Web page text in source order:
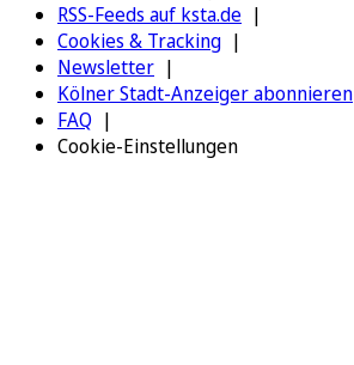
RSS-Feeds auf ksta.de
Cookies & Tracking
Newsletter
Kölner Stadt-Anzeiger abonnieren
FAQ
Cookie-Einstellungen